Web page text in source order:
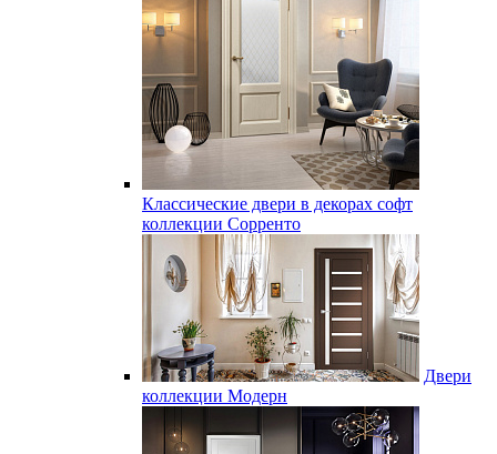
Классические двери в декорах софт
коллекции Сорренто
Двери
коллекции Модерн